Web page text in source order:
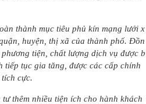
thành mục tiêu phủ kín mạng lưới x
huyện, thị xã của thành phố. Đồn
tiện, chất lượng dịch vụ được b
tiếp tục gia tăng, được các cấp chính
cực.
thêm nhiều tiện ích cho hành khách